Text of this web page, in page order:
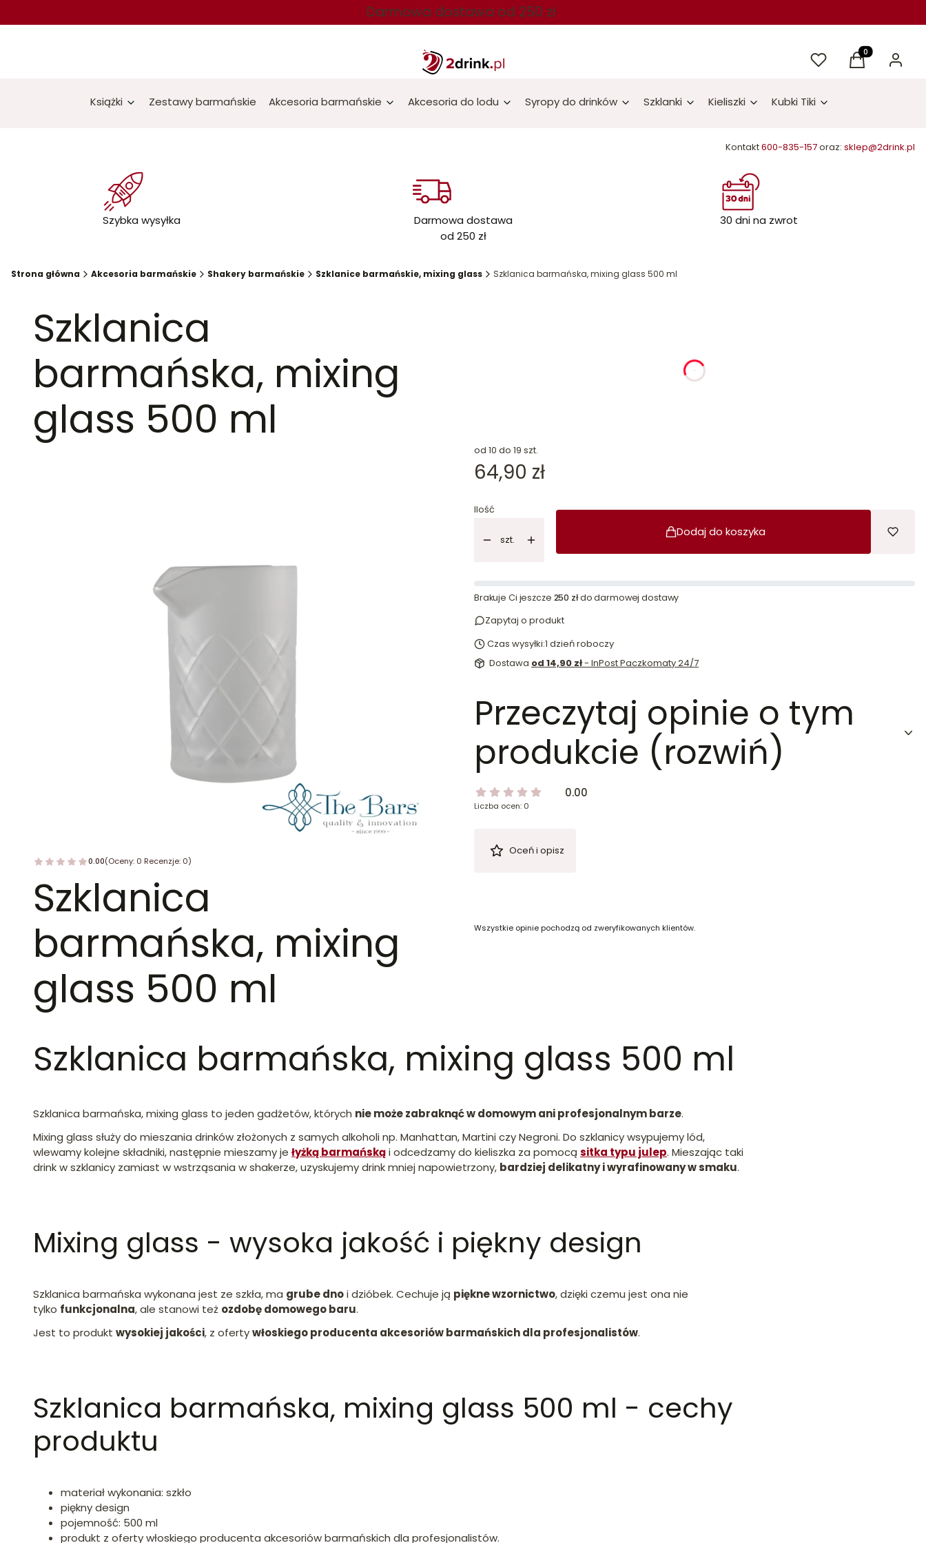
Darmowa dostawa od 250 zł
UlubioneProdukty w
Koszyk Zaloguj
Książki Zestawy barmańskie Akcesoria barmańskie Akcesoria do lodu Syropy do drinków Szklanki Kieliszki Kubki Tiki
Kontakt600-835-157oraz: sklep@2drink.pl
Szybka wysyłka
Darmowa dostawa
od 250 zł
30 dni na zwrot
Strona główna Akcesoria barmańskie Shakery barmańskie Szklanice barmańskie, mixing glass Szklanica barmańska, mixing glass 500 ml
Szklanica
barmańska, mixing
glass 500 ml
0.00(Oceny: 0 Recenzje: 0)
Szklanica
barmańska, mixing
glass 500 ml
godziny
od 10 do 19 szt.
Cena
64,90 zł
Ilość
szt.
Dodaj do koszyka
Brakuje Ci jeszcze 250 złdo darmowej dostawy
Zapytaj o produkt
Czas wysyłki:1 dzień roboczy
Dostawa od 14,90 zł- InPost Paczkomaty 24/7
Przeczytaj opinie o tym
produkcie (rozwiń)
0.00
Liczba ocen: 0
Oceń i opisz
Wszystkie opinie pochodzą od zweryfikowanych klientów.
Szklanica barmańska, mixing glass 500 ml
Szklanica barmańska, mixing glass to jeden gadżetów, których nie może zabraknąć w domowym ani profesjonalnym barze.
Mixing glass służy do mieszania drinków złożonych z samych alkoholi np. Manhattan, Martini czy Negroni. Do szklanicy wsypujemy lód,
wlewamy kolejne składniki, następnie mieszamy je łyżką barmańskąi odcedzamy do kieliszka za pomocą sitka typu julep. Mieszając taki
drink w szklanicy zamiast w wstrząsania w shakerze, uzyskujemy drink mniej napowietrzony, bardziej delikatny i wyrafinowany w smaku.
Mixing glass - wysoka jakość i piękny design
Szklanica barmańska wykonana jest ze szkła, ma grube dnoi dzióbek. Cechuje ją piękne wzornictwo, dzięki czemu jest ona nie
tylko funkcjonalna, ale stanowi też ozdobę domowego baru.
Jest to produkt wysokiej jakości, z ofertywłoskiego producenta akcesoriów barmańskich dla profesjonalistów.
Szklanica barmańska, mixing glass 500 ml - cechy
produktu
materiał wykonania: szkło
piękny design
pojemność: 500 ml
produkt z oferty włoskiego producenta akcesoriów barmańskich dla profesjonalistów.